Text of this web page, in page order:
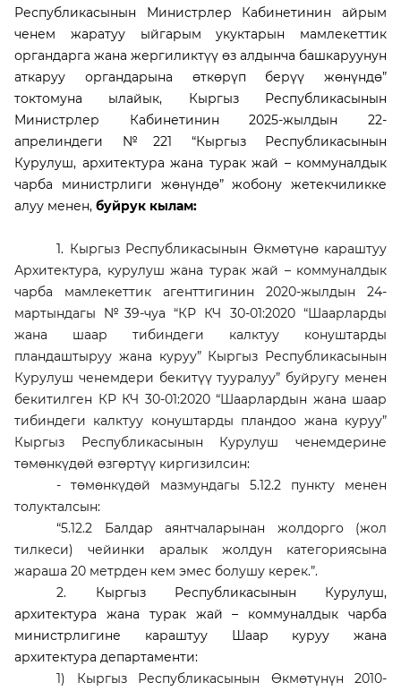
Республикасынын Министрлер Кабинетинин айрым
ченем жаратуу ыйгарым укуктарын мамлекеттик
органдарга жана жергиликтүү өз алдынча башкаруунун
аткаруу органдарына өткөрүп берүү жөнүндө”
токтомуна ылайык, Кыргыз Республикасынын
Министрлер Кабинетинин 2025-жылдын 22-
апрелиндеги №221 “Кыргыз Республикасынын
Курулуш, архитектура жана турак жай – коммуналдык
чарба министрлиги жөнүндө” жобону жетекчиликке
алуу менен, буйрук кылам:
1. Кыргыз Республикасынын Өкмөтүнө караштуу
Архитектура, курулуш жана турак жай – коммуналдык
чарба мамлекеттик агенттигинин 2020-жылдын 24-
мартындагы №39-чуа “КР КЧ 30-01:2020 “Шаарларды
жана шаар тибиндеги калктуу конуштарды
пландаштыруу жана куруу” Кыргыз Республикасынын
Курулуш ченемдери бекитүү тууралуу” буйругу менен
бекитилген КР КЧ 30-01:2020 “Шаарлардын жана шаар
тибиндеги калктуу конуштарды пландоо жана куруу”
Кыргыз Республикасынын Курулуш ченемдерине
төмөнкүдөй өзгөртүү киргизилсин:
- төмөнкүдөй мазмундагы 5.12.2 пункту менен
толукталсын:
“5.12.2 Балдар аянтчаларынан жолдорго (жол
тилкеси) чейинки аралык жолдун категориясына
жараша 20 метрден кем эмес болушу керек.”.
2. Кыргыз Республикасынын Курулуш,
архитектура жана турак жай – коммуналдык чарба
министрлигине караштуу Шаар куруу жана
архитектура департаменти:
1) Кыргыз Республикасынын Өкмөтүнүн 2010-